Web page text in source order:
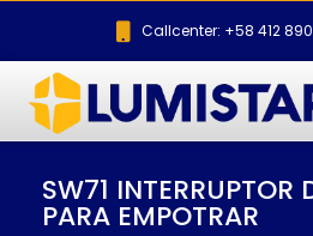
Callcenter: +58 412
SW71 INTERRUPTOR
PARA EMPOTRAR